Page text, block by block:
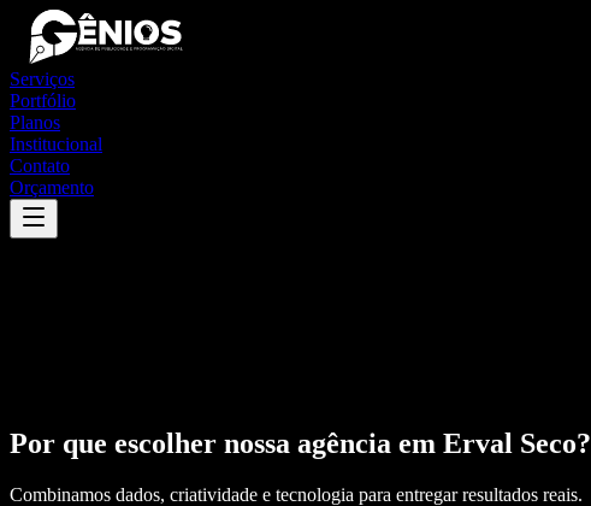
Serviços
Portfólio
Planos
Institucional
Contato
Orçamento
Por que escolher nossa agência em Erval Seco?
Combinamos dados, criatividade e tecnologia para entregar resultados reais.